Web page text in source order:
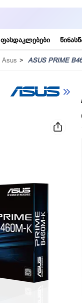
ფასდაკლებები
Asus ASUS PRIME